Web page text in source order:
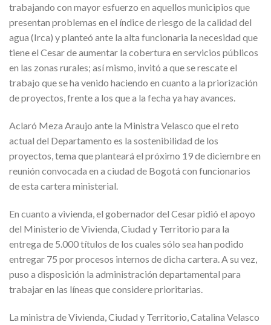
trabajando con mayor esfuerzo en aquellos municipios que
presentan problemas en el índice de riesgo de la calidad del
agua (Irca) y planteó ante la alta funcionaria la necesidad que
tiene el Cesar de aumentar la cobertura en servicios públicos
en las zonas rurales; así mismo, invitó a que se rescate el
trabajo que se ha venido haciendo en cuanto a la priorización
de proyectos, frente a los que a la fecha ya hay avances.
Aclaró Meza Araujo ante la Ministra Velasco que el reto
actual del Departamento es la sostenibilidad de los
proyectos, tema que planteará el próximo 19 de diciembre en
reunión convocada en a ciudad de Bogotá con funcionarios
de esta cartera ministerial.
En cuanto a vivienda, el gobernador del Cesar pidió el apoyo
del Ministerio de Vivienda, Ciudad y Territorio para la
entrega de 5.000 títulos de los cuales sólo sea han podido
entregar 75 por procesos internos de dicha cartera. A su vez,
puso a disposición la administración departamental para
trabajar en las líneas que considere prioritarias.
La ministra de Vivienda, Ciudad y Territorio, Catalina Velasco